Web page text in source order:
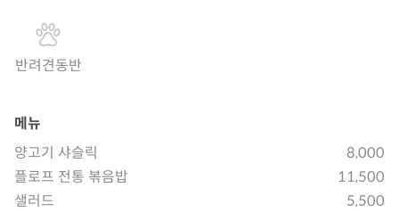
반려견동반
메뉴
양고기 샤슬릭
8,000
플로프 전통 볶음밥
11,500
샐러드
5,500